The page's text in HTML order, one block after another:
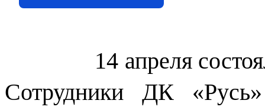
14 апреля
Сотрудники ДК